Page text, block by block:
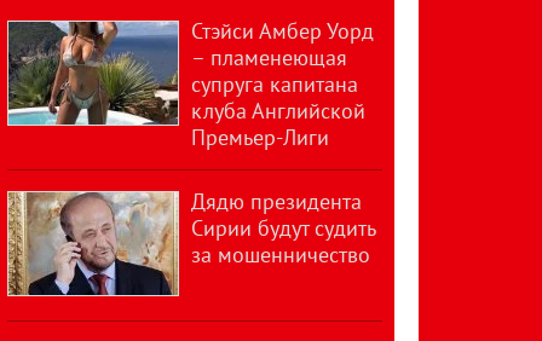
Стэйси Амбер Уорд
– пламенеющая
супруга капитана
клуба Английской
Премьер-Лиги
Дядю президента
Сирии будут судить
за мошенничество